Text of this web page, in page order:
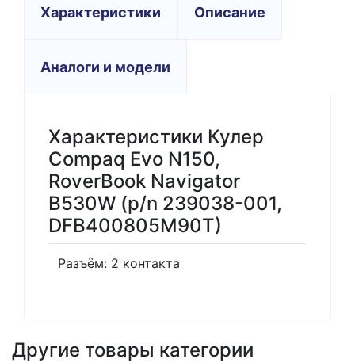
Характеристики Описание
Аналоги и модели
Характеристики Кулер
Compaq Evo N150,
RoverBook Navigator
B530W (p/n 239038-001,
DFB400805M90T)
Разъём: 2 контакта
Другие товары категории